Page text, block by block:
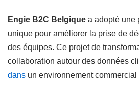
Engie B2C Belgique a adopté une
unique pour améliorer la prise de
des équipes. Ce projet de
collaboration autour des données
dans un environnement commercial